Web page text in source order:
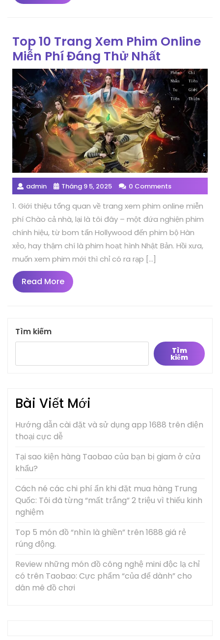
More
Top 10 Trang Xem Phim Online
Miễn Phí Đáng Thử Nhất
admin Tháng 9 5, 2025 0 Comments
1. Giới thiệu tổng quan về trang xem phim online miễn
phí Chào cả nhà, lại là tôi đây – một đứa nghiện phim
chính hiệu, từ bom tấn Hollywood đến phim bộ Hàn
xẻo, hay thậm chí là phim hoạt hình Nhật Bản. Hồi xưa,
muốn xem phim mới thì chỉ có ra rạp […]
Read MoreRead
More
Tìm kiếm
Tìm
kiếm
Bài Viết Mới
Hướng dẫn cài đặt và sử dụng app 1688 trên điện
thoại cực dễ
Tại sao kiện hàng Taobao của bạn bị giam ở cửa
khẩu?
Cách né các chi phí ẩn khi đặt mua hàng Trung
Quốc: Tôi đã từng “mất trắng” 2 triệu vì thiếu kinh
nghiệm
Top 5 món đồ “nhìn là ghiền” trên 1688 giá rẻ
rúng động.
Review những món đồ công nghệ mini độc lạ chỉ
có trên Taobao: Cực phẩm “của để dành” cho
dân mê đồ chơi